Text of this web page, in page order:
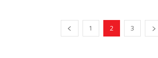
1 2 3